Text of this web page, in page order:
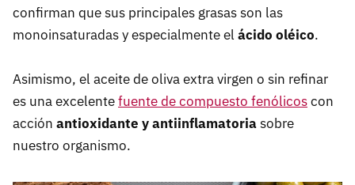
confirman que sus principales grasas son las
monoinsaturadas y especialmente el ácido oléico.
Asimismo, el aceite de oliva extra virgen o sin refinar
es una excelentefuente de compuesto fenólicoscon
acción antioxidante y antiinflamatoriasobre
nuestro organismo.